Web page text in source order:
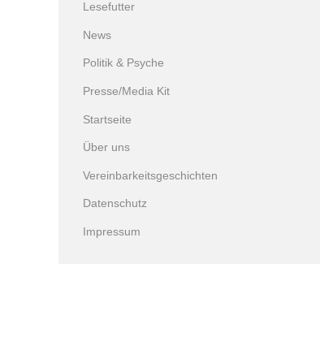
Lesefutter
News
Politik & Psyche
Presse/Media Kit
Startseite
Über uns
Vereinbarkeitsgeschichten
Datenschutz
Impressum